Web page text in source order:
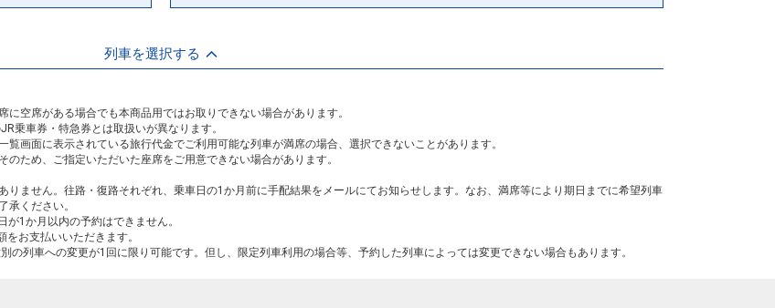
列車を選択する
空席がある場合でも本商品用ではお取りできない場合があります。
乗車券・特急券とは取扱いが異なります。
画面に表示されている旅行代金でご利用可能な列車が満席の場合、選択できないことがあります。
ため、ご指定いただいた座席をご用意できない場合があります。
りません。往路・復路それぞれ、乗車日の1か月前に手配結果をメールにてお知らせします。なお、満席等により期日までに希望列車
承ください。
1か月以内の予約はできません。
お支払いいただきます。
の列車への変更が1回に限り可能です。但し、限定列車利用の場合等、予約した列車によっては変更できない場合もあります。